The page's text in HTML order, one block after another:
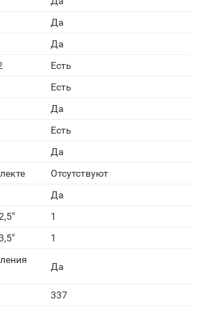
Да
Да
Есть
Есть
Да
Есть
Да
Отсутствуют
Да
1
1
Да
337